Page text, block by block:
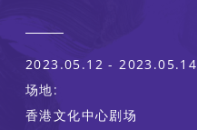
2023.05.12 - 2023.05.14
场地:
香港文化中心剧场